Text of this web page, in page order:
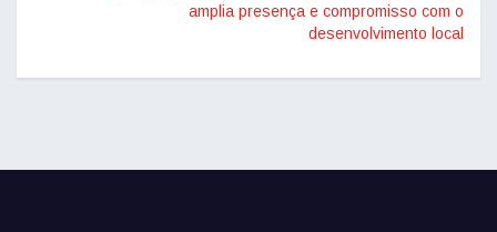
amplia presença e compromisso com o
desenvolvimento local